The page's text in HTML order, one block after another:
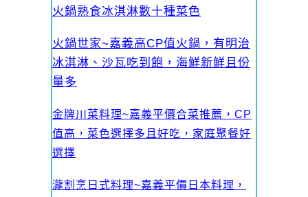
火鍋熟食冰淇淋數十種菜色
火鍋世家~嘉義高CP值火鍋，有明治
冰淇淋、沙瓦吃到飽，海鮮新鮮且份
量多
金牌川菜料理~嘉義平價合菜推薦，CP
值高，菜色選擇多且好吃，家庭聚餐好
選擇
瀧割烹日式料理~嘉義平價日本料理，